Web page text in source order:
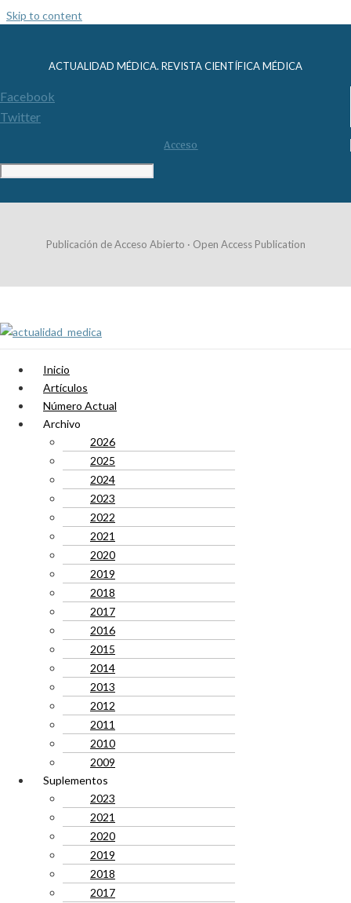
Skip to content
ACTUALIDAD MÉDICA. REVISTA CIENTÍFICA MÉDICA
Facebook
Twitter
Acceso
Publicación de Acceso Abierto · Open Access Publication
Inicio
Artículos
Número Actual
Archivo
2026
2025
2024
2023
2022
2021
2020
2019
2018
2017
2016
2015
2014
2013
2012
2011
2010
2009
Suplementos
2023
2021
2020
2019
2018
2017